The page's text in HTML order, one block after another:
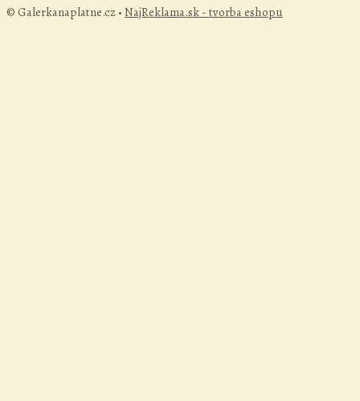
© Galerkanaplatne.cz • NajReklama.sk - tvorba eshopu